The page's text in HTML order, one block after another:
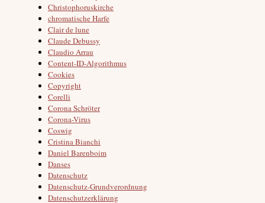
Christophoruskirche
chromatische Harfe
Clair de lune
Claude Debussy
Claudio Arrau
Content-ID-Algorithmus
Cookies
Copyright
Corelli
Corona Schröter
Corona-Virus
Coswig
Cristina Bianchi
Daniel Barenboim
Danses
Datenschutz
Datenschutz-Grundverordnung
Datenschutzerklärung